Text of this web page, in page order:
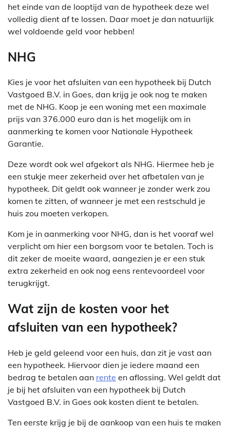
het einde van de looptijd van de hypotheek deze wel
volledig dient af te lossen. Daar moet je dan natuurlijk
wel voldoende geld voor hebben!
NHG
Kies je voor het afsluiten van een hypotheek bij Dutch
Vastgoed B.V. in Goes, dan krijg je ook nog te maken
met de NHG. Koop je een woning met een maximale
prijs van 376.000 euro dan is het mogelijk om in
aanmerking te komen voor Nationale Hypotheek
Garantie.
Deze wordt ook wel afgekort als NHG. Hiermee heb je
een stukje meer zekerheid over het afbetalen van je
hypotheek. Dit geldt ook wanneer je zonder werk zou
komen te zitten, of wanneer je met een restschuld je
huis zou moeten verkopen.
Kom je in aanmerking voor NHG, dan is het vooraf wel
verplicht om hier een borgsom voor te betalen. Toch is
dit zeker de moeite waard, aangezien je er een stuk
extra zekerheid en ook nog eens rentevoordeel voor
terugkrijgt.
Wat zijn de kosten voor het
afsluiten van een hypotheek?
Heb je geld geleend voor een huis, dan zit je vast aan
een hypotheek. Hiervoor dien je iedere maand een
bedrag te betalen aan rente en aflossing. Wel geldt dat
je bij het afsluiten van een hypotheek bij Dutch
Vastgoed B.V. in Goes ook kosten dient te betalen.
Ten eerste krijg je bij de aankoop van een huis te maken